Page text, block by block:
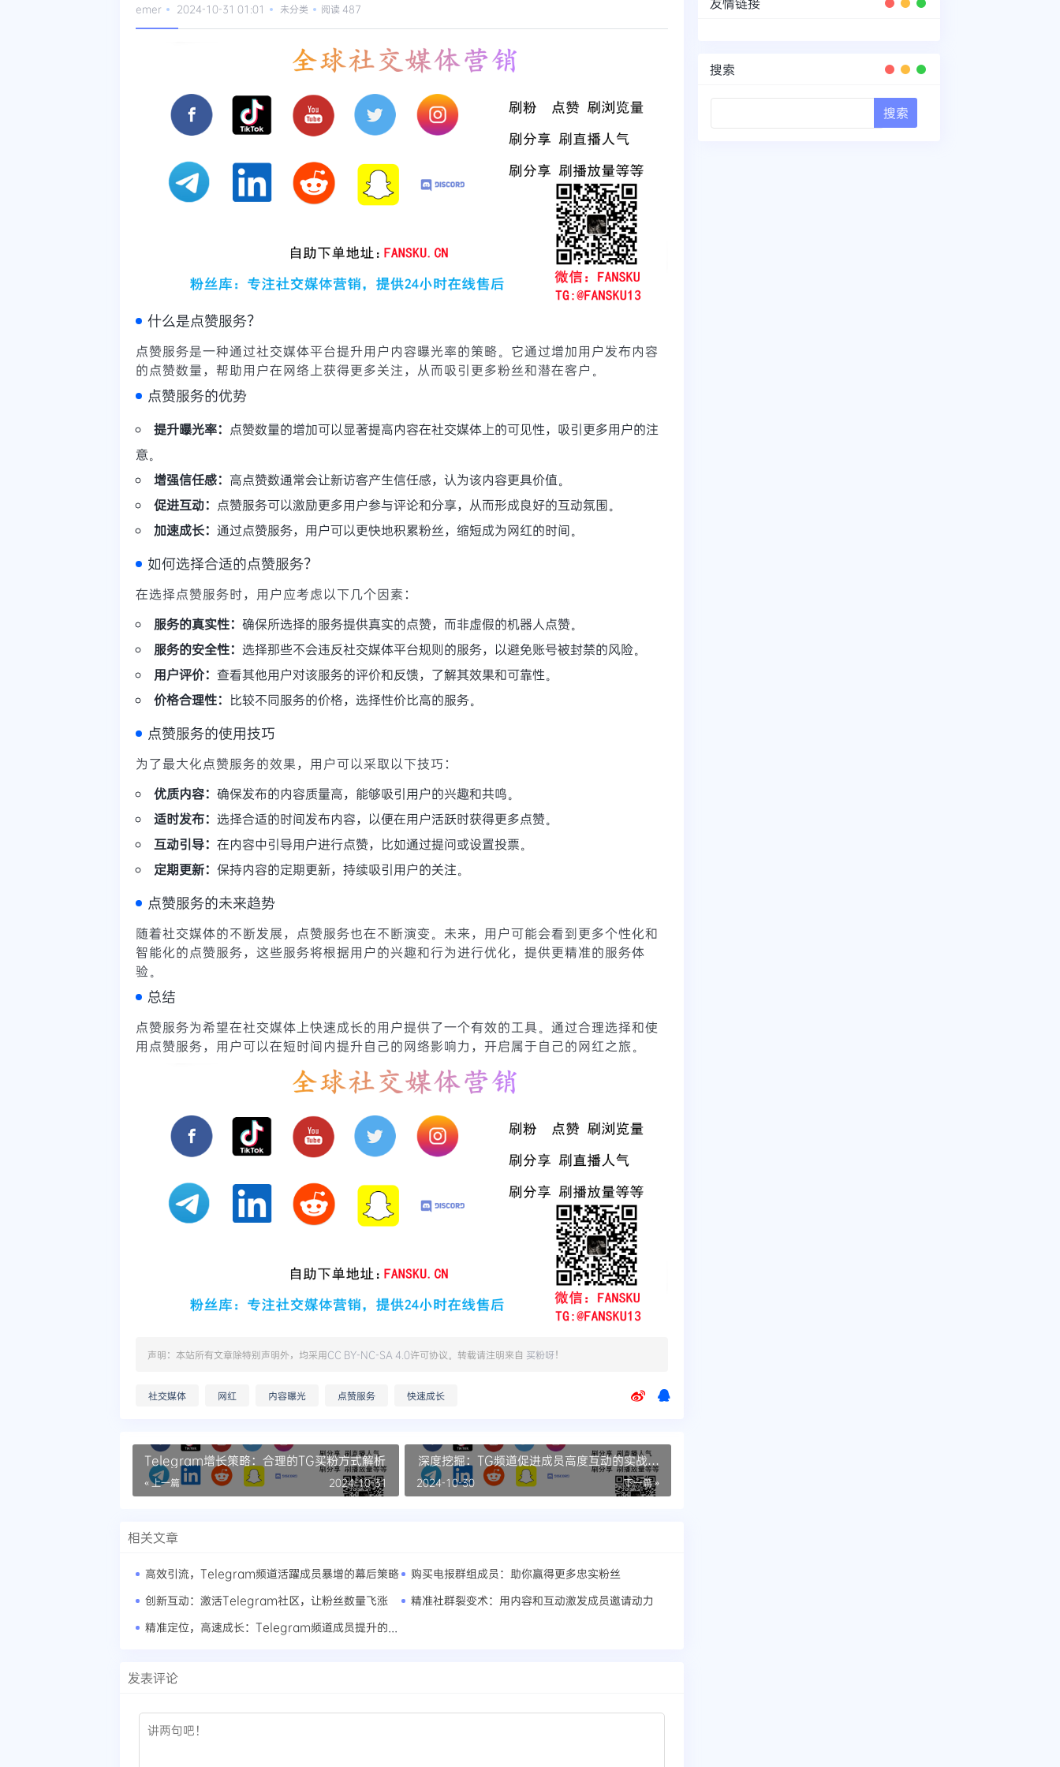
emer 2024-10-31 01:01 未分类 阅读 487
什么是点赞服务？
点赞服务是一种通过社交媒体平台提升用户内容曝光率的策略。它通过增加用户发布内容
的点赞数量，帮助用户在网络上获得更多关注，从而吸引更多粉丝和潜在客户。
点赞服务的优势
提升曝光率： 点赞数量的增加可以显著提高内容在社交媒体上的可见性，吸引更多用户的注
意。
增强信任感： 高点赞数通常会让新访客产生信任感，认为该内容更具价值。
促进互动： 点赞服务可以激励更多用户参与评论和分享，从而形成良好的互动氛围。
加速成长： 通过点赞服务，用户可以更快地积累粉丝，缩短成为网红的时间。
如何选择合适的点赞服务？
在选择点赞服务时，用户应考虑以下几个因素：
服务的真实性： 确保所选择的服务提供真实的点赞，而非虚假的机器人点赞。
服务的安全性： 选择那些不会违反社交媒体平台规则的服务，以避免账号被封禁的风险。
用户评价： 查看其他用户对该服务的评价和反馈，了解其效果和可靠性。
价格合理性： 比较不同服务的价格，选择性价比高的服务。
点赞服务的使用技巧
为了最大化点赞服务的效果，用户可以采取以下技巧：
优质内容： 确保发布的内容质量高，能够吸引用户的兴趣和共鸣。
适时发布： 选择合适的时间发布内容，以便在用户活跃时获得更多点赞。
互动引导： 在内容中引导用户进行点赞，比如通过提问或设置投票。
定期更新： 保持内容的定期更新，持续吸引用户的关注。
点赞服务的未来趋势
随着社交媒体的不断发展，点赞服务也在不断演变。未来，用户可能会看到更多个性化和
智能化的点赞服务，这些服务将根据用户的兴趣和行为进行优化，提供更精准的服务体
验。
总结
点赞服务为希望在社交媒体上快速成长的用户提供了一个有效的工具。通过合理选择和使
用点赞服务，用户可以在短时间内提升自己的网络影响力，开启属于自己的网红之旅。
声明：本站所有文章除特别声明外，均采用CC BY-NC-SA 4.0许可协议。转载请注明来自 买粉呀！
社交媒体 网红 内容曝光 点赞服务 快速成长
Telegram增长策略：合理的TG买粉方式解析
« 上一篇 2024-10-31
深度挖掘：TG频道促进成员高度互动的实战策
略
下一篇 »
2024-10-30
相关文章
高效引流，Telegram频道活躍成员暴增的幕后策略
购买电报群组成员：助你赢得更多忠实粉丝
创新互动：激活Telegram社区，让粉丝数量飞涨
精准社群裂变术：用内容和互动激发成员邀请动力
发表评论
搜索